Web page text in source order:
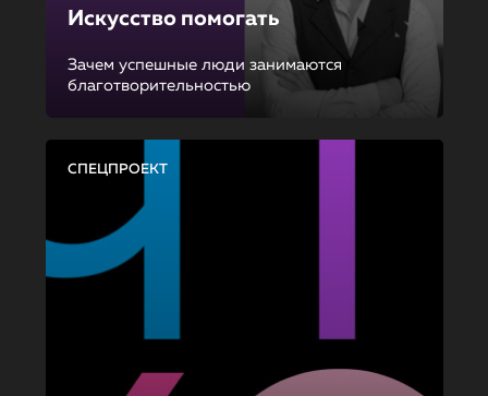
Искусство помогать
Зачем успешные люди занимаются
благотворительностью
СПЕЦПРОЕКТ